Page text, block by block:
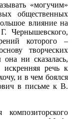
«могучим»
общественных
влияние на
Чернышевского,
которого –
творческих
ни сказалась,
речь к
и в чем боялся
в письме к В.